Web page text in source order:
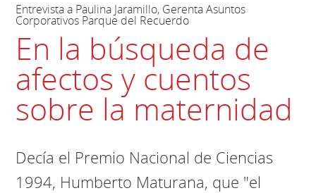
Entrevista a Paulina Jaramillo, Gerenta Asuntos
Corporativos Parque del Recuerdo
En la búsqueda de
afectos y cuentos
sobre la maternidad
Decía el Premio Nacional de Ciencias
1994, Humberto Maturana, que "el